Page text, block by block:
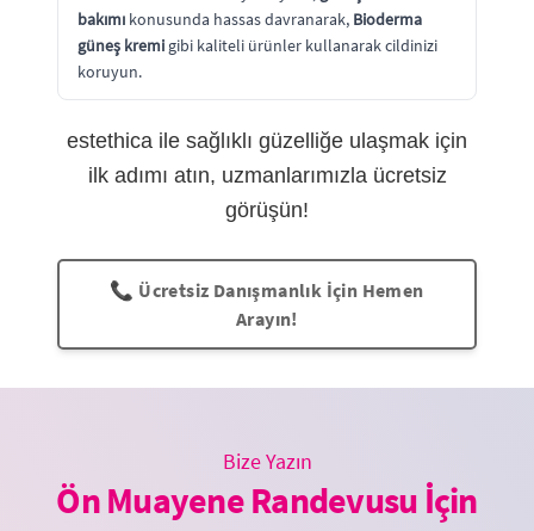
bakımı konusunda hassas davranarak, Bioderma
güneş kremi gibi kaliteli ürünler kullanarak cildinizi
koruyun.
estethica ile sağlıklı güzelliğe ulaşmak için
ilk adımı atın, uzmanlarımızla ücretsiz
görüşün!
📞 Ücretsiz Danışmanlık İçin Hemen
Arayın!
Bize Yazın
Ön Muayene Randevusu İçin